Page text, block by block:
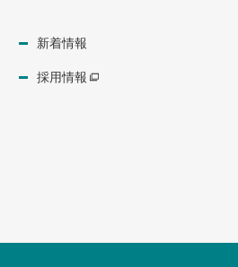
新着情報
採用情報